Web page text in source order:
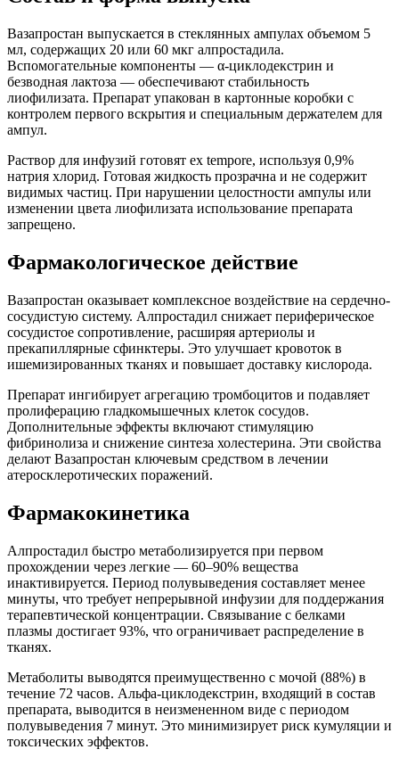
Вазапростан выпускается в стеклянных ампулах объемом 5
мл, содержащих 20 или 60 мкг алпростадила.
Вспомогательные компоненты — α-циклодекстрин и
безводная лактоза — обеспечивают стабильность
лиофилизата. Препарат упакован в картонные коробки с
контролем первого вскрытия и специальным держателем для
ампул.
Раствор для инфузий готовят ex tempore, используя 0,9%
натрия хлорид. Готовая жидкость прозрачна и не содержит
видимых частиц. При нарушении целостности ампулы или
изменении цвета лиофилизата использование препарата
запрещено.
Фармакологическое действие
Вазапростан оказывает комплексное воздействие на сердечно-
сосудистую систему. Алпростадил снижает периферическое
сосудистое сопротивление, расширяя артериолы и
прекапиллярные сфинктеры. Это улучшает кровоток в
ишемизированных тканях и повышает доставку кислорода.
Препарат ингибирует агрегацию тромбоцитов и подавляет
пролиферацию гладкомышечных клеток сосудов.
Дополнительные эффекты включают стимуляцию
фибринолиза и снижение синтеза холестерина. Эти свойства
делают Вазапростан ключевым средством в лечении
атеросклеротических поражений.
Фармакокинетика
Алпростадил быстро метаболизируется при первом
прохождении через легкие — 60–90% вещества
инактивируется. Период полувыведения составляет менее
минуты, что требует непрерывной инфузии для поддержания
терапевтической концентрации. Связывание с белками
плазмы достигает 93%, что ограничивает распределение в
тканях.
Метаболиты выводятся преимущественно с мочой (88%) в
течение 72 часов. Альфа-циклодекстрин, входящий в состав
препарата, выводится в неизмененном виде с периодом
полувыведения 7 минут. Это минимизирует риск кумуляции и
токсических эффектов.